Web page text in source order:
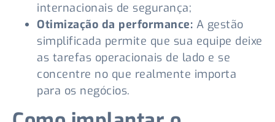
internacionais de segurança;
Otimização da performance: A gestão
simplificada permite que sua equipe deixe
as tarefas operacionais de lado e se
concentre no que realmente importa
para os negócios.